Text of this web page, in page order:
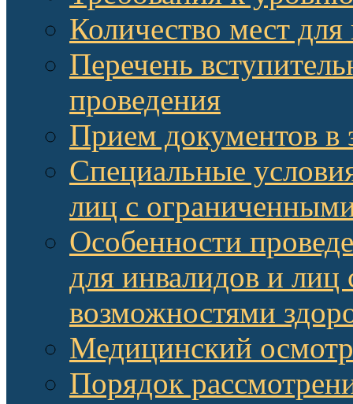
Количество мест
Перечень
проведения
Прием документов в
Специальные
лиц с
Особенности
для инвалидов и
возможностями
Медицинский осмотр
Порядок